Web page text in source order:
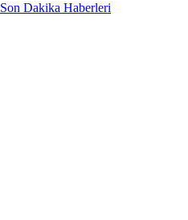
Son Dakika Haberleri